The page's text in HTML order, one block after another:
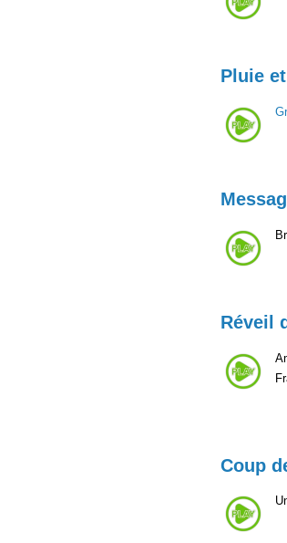
Pluie
Réveil
Coup